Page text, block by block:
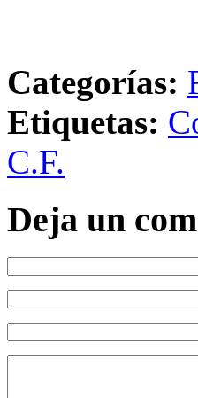
Categorías:
Etiquetas:
C.F.
Deja un